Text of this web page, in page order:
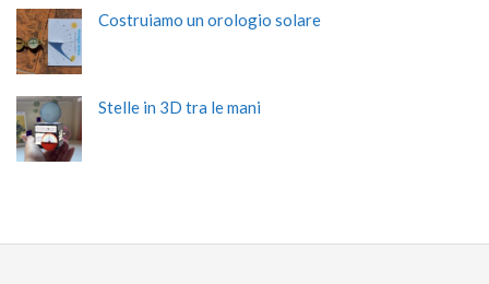
Costruiamo un orologio solare
Stelle in 3D tra le mani